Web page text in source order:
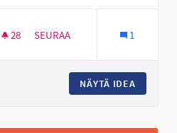
28 28 SEURAAJAA
SEURAA 1
NÄYTÄ IDEA